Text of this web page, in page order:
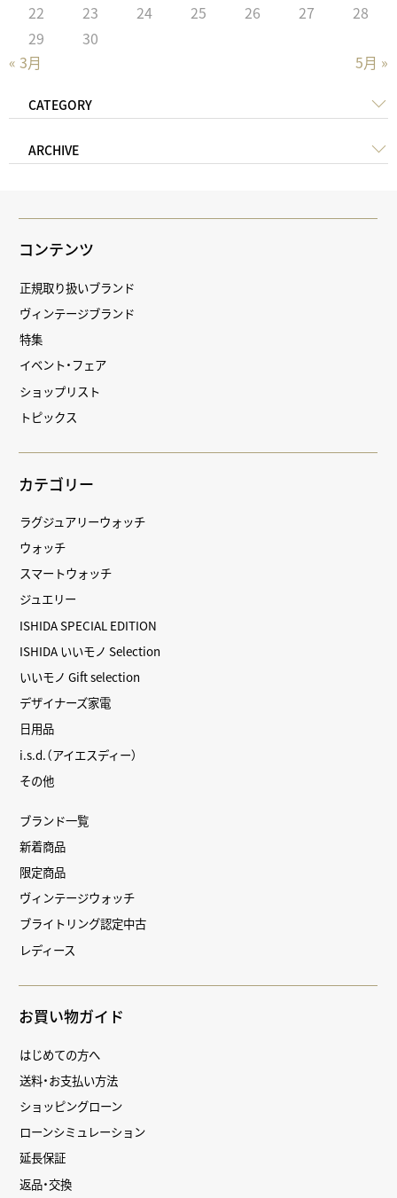
« 3月 5月 »
22
23 24 25 26 27
28
29
30
CATEGORY
ARCHIVE
コンテンツ
正規取り扱いブランド
ヴィンテージブランド
特集
イベント・フェア
ショップリスト
トピックス
カテゴリー
ラグジュアリーウォッチ
ウォッチ
スマートウォッチ
ジュエリー
ISHIDA SPECIAL EDITION
ISHIDA いいモノ Selection
いいモノ Gift selection
デザイナーズ家電
日用品
i.s.d.（アイエスディー）
その他
ブランド一覧
新着商品
限定商品
ヴィンテージウォッチ
ブライトリング認定中古
レディース
お買い物ガイド
はじめての方へ
送料・お支払い方法
ショッピングローン
ローンシミュレーション
延長保証
返品・交換